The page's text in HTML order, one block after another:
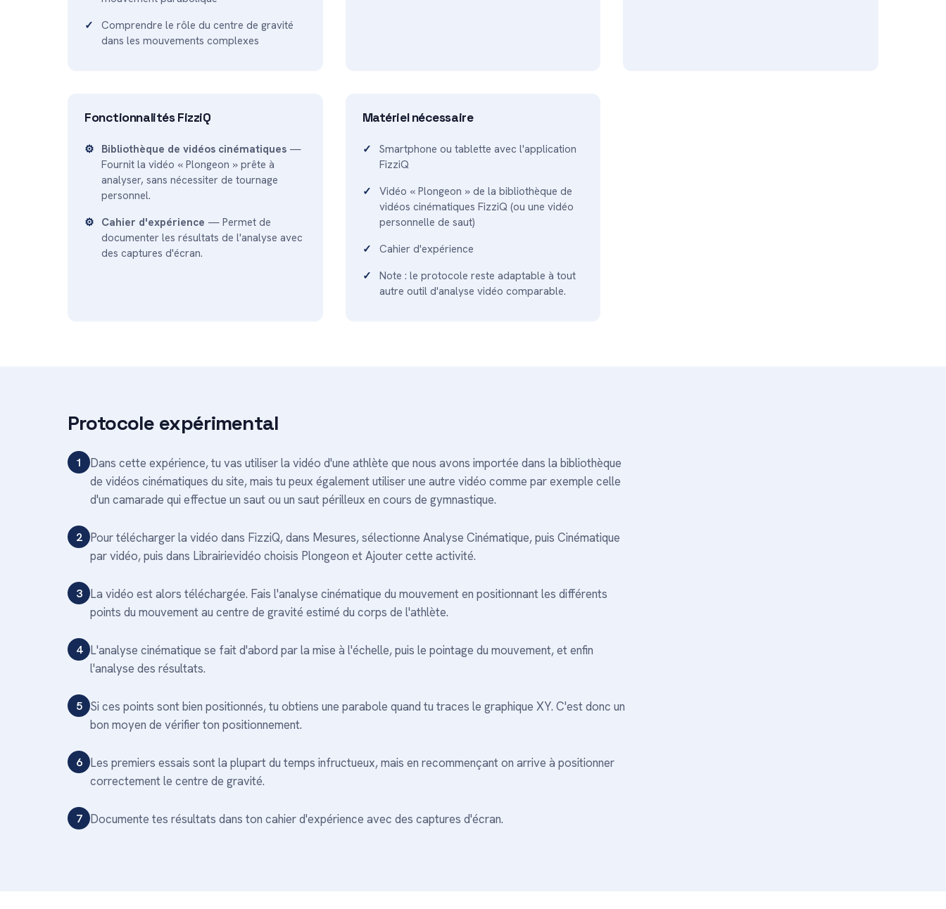
Comprendre le rôle du centre de gravité
dans les mouvements complexes
Fonctionnalités FizziQ
Bibliothèque de vidéos cinématiques —
Fournit la vidéo « Plongeon » prête à
analyser, sans nécessiter de tournage
personnel.
Cahier d'expérience — Permet de
documenter les résultats de l'analyse avec
des captures d'écran.
Matériel nécessaire
Smartphone ou tablette avec l'application
FizziQ
Vidéo « Plongeon » de la bibliothèque de
vidéos cinématiques FizziQ (ou une vidéo
personnelle de saut)
Cahier d'expérience
Note : le protocole reste adaptable à tout
autre outil d'analyse vidéo comparable.
Protocole expérimental
1
Dans cette expérience, tu vas utiliser la vidéo d'une athlète que nous avons importée dans la bibliothèque
de vidéos cinématiques du site, mais tu peux également utiliser une autre vidéo comme par exemple celle
d'un camarade qui effectue un saut ou un saut périlleux en cours de gymnastique.
2 Pour télécharger la vidéo dans FizziQ, dans Mesures, sélectionne Analyse Cinématique, puis Cinématique
par vidéo, puis dans Librairievidéo choisis Plongeon et Ajouter cette activité.
3 La vidéo est alors téléchargée. Fais l'analyse cinématique du mouvement en positionnant les différents
points du mouvement au centre de gravité estimé du corps de l'athlète.
4 L'analyse cinématique se fait d'abord par la mise à l'échelle, puis le pointage du mouvement, et enfin
l'analyse des résultats.
5 Si ces points sont bien positionnés, tu obtiens une parabole quand tu traces le graphique XY. C'est donc un
bon moyen de vérifier ton positionnement.
6 Les premiers essais sont la plupart du temps infructueux, mais en recommençant on arrive à positionner
correctement le centre de gravité.
7 Documente tes résultats dans ton cahier d'expérience avec des captures d'écran.